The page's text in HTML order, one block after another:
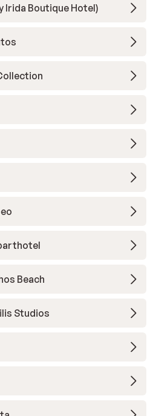
Irida Boutique Hotel)
Beach
Studios